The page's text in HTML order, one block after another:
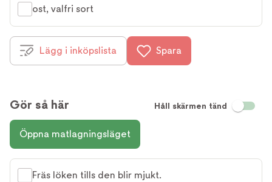
ost, valfri sort
Lägg i inköpslista Spara
Gör så här Håll skärmen tänd
Öppna matlagningsläget
Fräs löken tills den blir mjukt.